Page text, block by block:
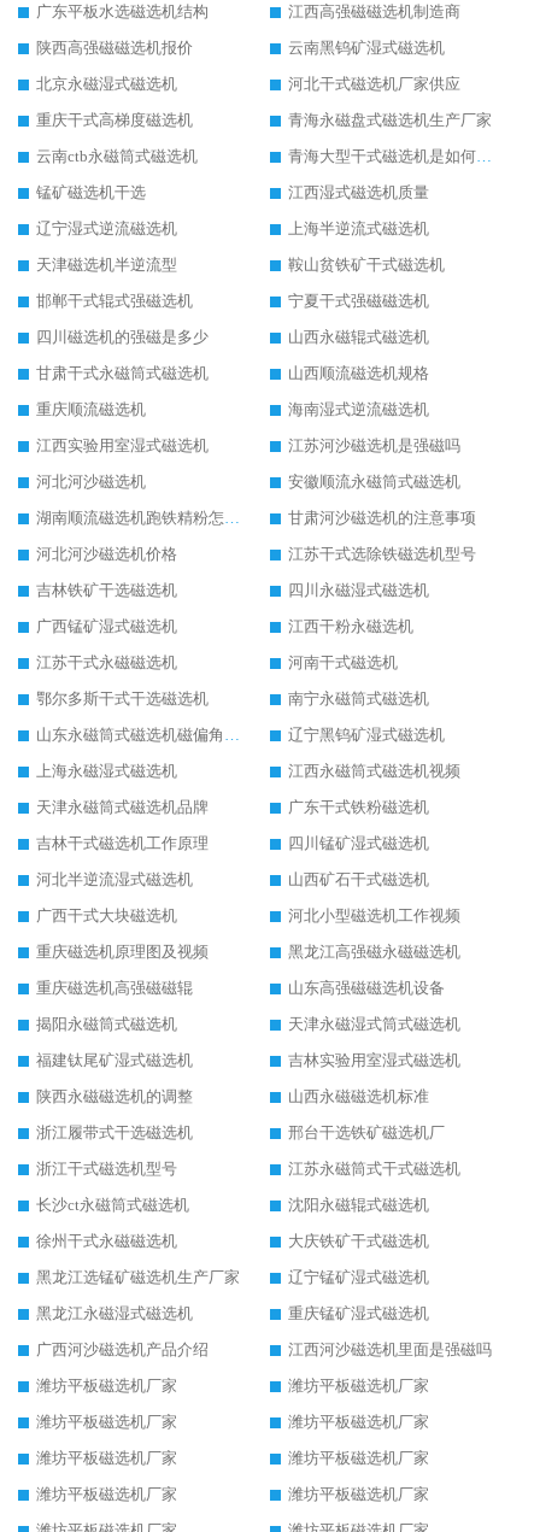
广东平板水选磁选机结构
江西高强磁磁选机制造商
陕西高强磁磁选机报价
云南黑钨矿湿式磁选机
北京永磁湿式磁选机
河北干式磁选机厂家供应
重庆干式高梯度磁选机
青海永磁盘式磁选机生产厂家
云南ctb永磁筒式磁选机
青海大型干式磁选机是如何选矿的
锰矿磁选机干选
江西湿式磁选机质量
辽宁湿式逆流磁选机
上海半逆流式磁选机
天津磁选机半逆流型
鞍山贫铁矿干式磁选机
邯郸干式辊式强磁选机
宁夏干式强磁磁选机
四川磁选机的强磁是多少
山西永磁辊式磁选机
甘肃干式永磁筒式磁选机
山西顺流磁选机规格
重庆顺流磁选机
海南湿式逆流磁选机
江西实验用室湿式磁选机
江苏河沙磁选机是强磁吗
河北河沙磁选机
安徽顺流永磁筒式磁选机
湖南顺流磁选机跑铁精粉怎么处理
甘肃河沙磁选机的注意事项
河北河沙磁选机价格
江苏干式选除铁磁选机型号
吉林铁矿干选磁选机
四川永磁湿式磁选机
广西锰矿湿式磁选机
江西干粉永磁选机
江苏干式永磁磁选机
河南干式磁选机
鄂尔多斯干式干选磁选机
南宁永磁筒式磁选机
山东永磁筒式磁选机磁偏角怎么调整
辽宁黑钨矿湿式磁选机
上海永磁湿式磁选机
江西永磁筒式磁选机视频
天津永磁筒式磁选机品牌
广东干式铁粉磁选机
吉林干式磁选机工作原理
四川锰矿湿式磁选机
河北半逆流湿式磁选机
山西矿石干式磁选机
广西干式大块磁选机
河北小型磁选机工作视频
重庆磁选机原理图及视频
黑龙江高强磁永磁磁选机
重庆磁选机高强磁磁辊
山东高强磁磁选机设备
揭阳永磁筒式磁选机
天津永磁湿式筒式磁选机
福建钛尾矿湿式磁选机
吉林实验用室湿式磁选机
陕西永磁磁选机的调整
山西永磁磁选机标准
浙江履带式干选磁选机
邢台干选铁矿磁选机厂
浙江干式磁选机型号
江苏永磁筒式干式磁选机
长沙ct永磁筒式磁选机
沈阳永磁辊式磁选机
徐州干式永磁磁选机
大庆铁矿干式磁选机
黑龙江选锰矿磁选机生产厂家
辽宁锰矿湿式磁选机
黑龙江永磁湿式磁选机
重庆锰矿湿式磁选机
广西河沙磁选机产品介绍
江西河沙磁选机里面是强磁吗
潍坊平板磁选机厂家
潍坊平板磁选机厂家
潍坊平板磁选机厂家
潍坊平板磁选机厂家
潍坊平板磁选机厂家
潍坊平板磁选机厂家
潍坊平板磁选机厂家
潍坊平板磁选机厂家